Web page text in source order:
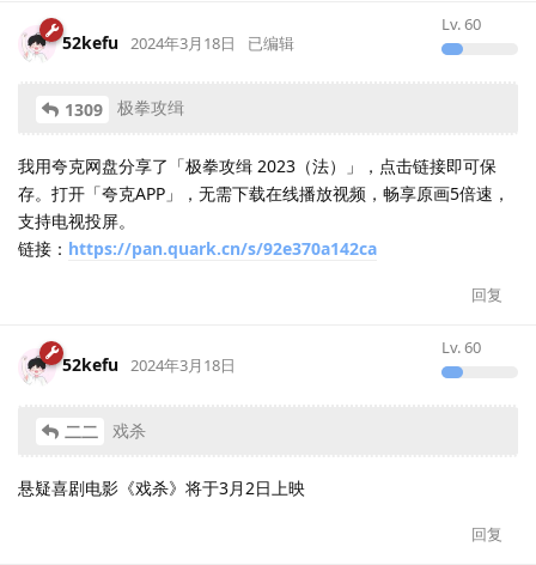
52kefu
Lv.60
2024年3月18日
已编辑
1309 极拳攻缉
我用夸克网盘分享了「极拳攻缉 2023（法）」，点击链接即可保
存。打开「夸克APP」，无需下载在线播放视频，畅享原画5倍速，
支持电视投屏。
链接： https://pan.quark.cn/s/92e370a142ca
回复
52kefu
Lv.60
2024年3月18日
二二 戏杀
悬疑喜剧电影《戏杀》将于3月2日上映
回复